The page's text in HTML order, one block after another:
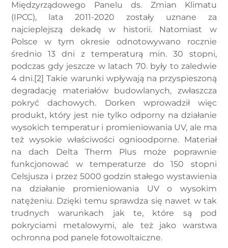
Międzyrządowego Panelu ds. Zmian Klimatu
(IPCC), lata 2011-2020 zostały uznane za
najcieplejszą dekadę w historii. Natomiast w
Polsce w tym okresie odnotowywano rocznie
średnio 13 dni z temperaturą min. 30 stopni,
podczas gdy jeszcze w latach 70. były to zaledwie
4 dni.[2] Takie warunki wpływają na przyspieszoną
degradację materiałów budowlanych, zwłaszcza
pokryć dachowych. Dorken wprowadził więc
produkt, który jest nie tylko odporny na działanie
wysokich temperatur i promieniowania UV, ale ma
też wysokie właściwości ognioodporne. Materiał
na dach Delta Therm Plus może poprawnie
funkcjonować w temperaturze do 150 stopni
Celsjusza i przez 5000 godzin stałego wystawienia
na działanie promieniowania UV o wysokim
natężeniu. Dzięki temu sprawdza się nawet w tak
trudnych warunkach jak te, które są pod
pokryciami metalowymi, ale też jako warstwa
ochronna pod panele fotowoltaiczne.